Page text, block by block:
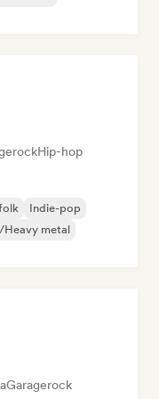
Hip-hop
Indie-pop
Heavy metal
Garagerock